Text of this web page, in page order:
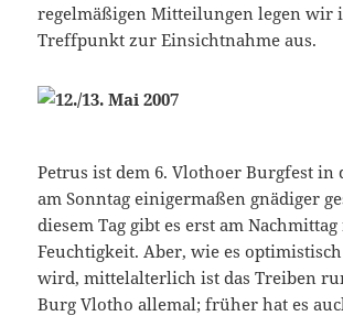
regelmäßigen Mitteilungen legen wir
Treffpunkt zur Einsichtnahme aus.
Petrus ist dem 6. Vlothoer Burgfest in
am Sonntag einigermaßen gnädiger
diesem Tag gibt es erst am
Feuchtigkeit. Aber, wie es
wird, mittelalterlich ist das Treiben
Burg Vlotho allemal; früher hat es